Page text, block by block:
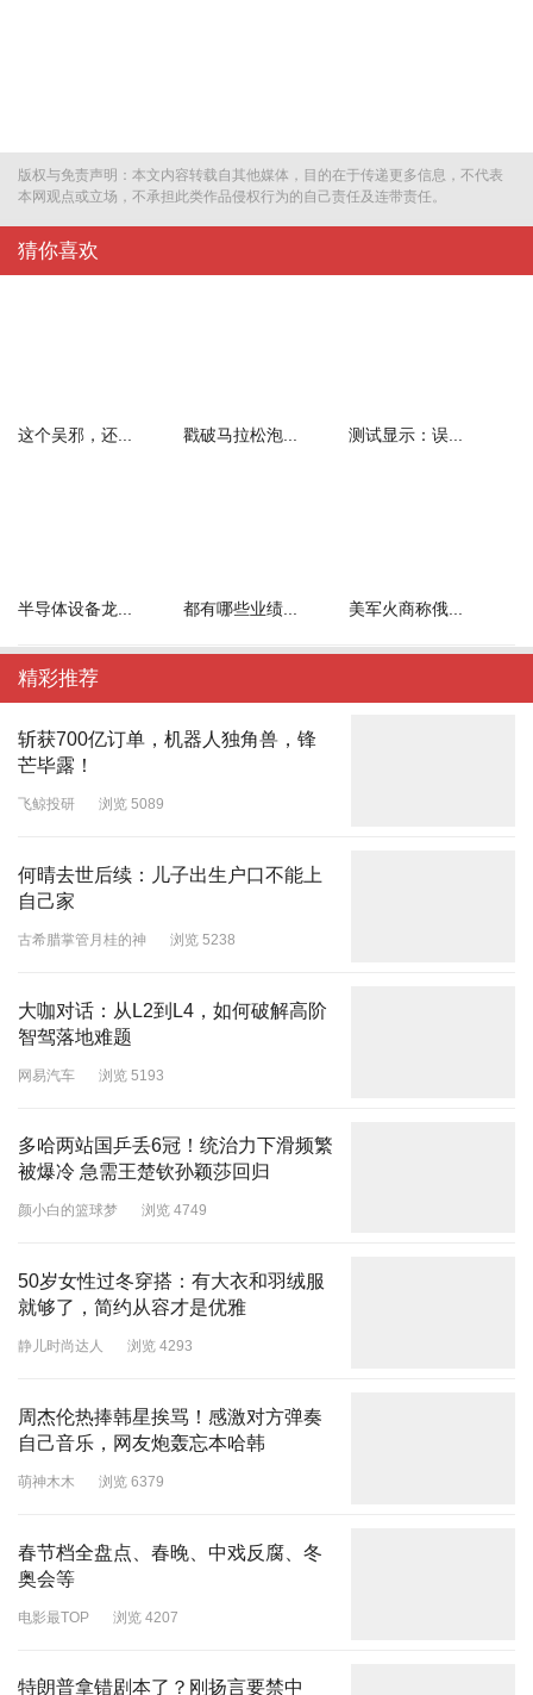
版权与免责声明：本文内容转载自其他媒体，目的在于传递更多信息，不代表
本网观点或立场，不承担此类作品侵权行为的自己责任及连带责任。
猜你喜欢
这个吴邪，还... 戳破马拉松泡... 测试显示：误...
半导体设备龙... 都有哪些业绩... 美军火商称俄...
精彩推荐
斩获700亿订单，机器人独角兽，锋
芒毕露！
飞鲸投研 浏览 5089
何晴去世后续：儿子出生户口不能上
自己家
古希腊掌管月桂的神 浏览 5238
大咖对话：从L2到L4，如何破解高阶
智驾落地难题
网易汽车 浏览 5193
多哈两站国乒丢6冠！统治力下滑频繁
被爆冷 急需王楚钦孙颖莎回归
颜小白的篮球梦 浏览 4749
50岁女性过冬穿搭：有大衣和羽绒服
就够了，简约从容才是优雅
静儿时尚达人 浏览 4293
周杰伦热捧韩星挨骂！感激对方弹奏
自己音乐，网友炮轰忘本哈韩
萌神木木 浏览 6379
春节档全盘点、春晚、中戏反腐、冬
奥会等
电影最TOP 浏览 4207
特朗普拿错剧本了？刚扬言要禁中